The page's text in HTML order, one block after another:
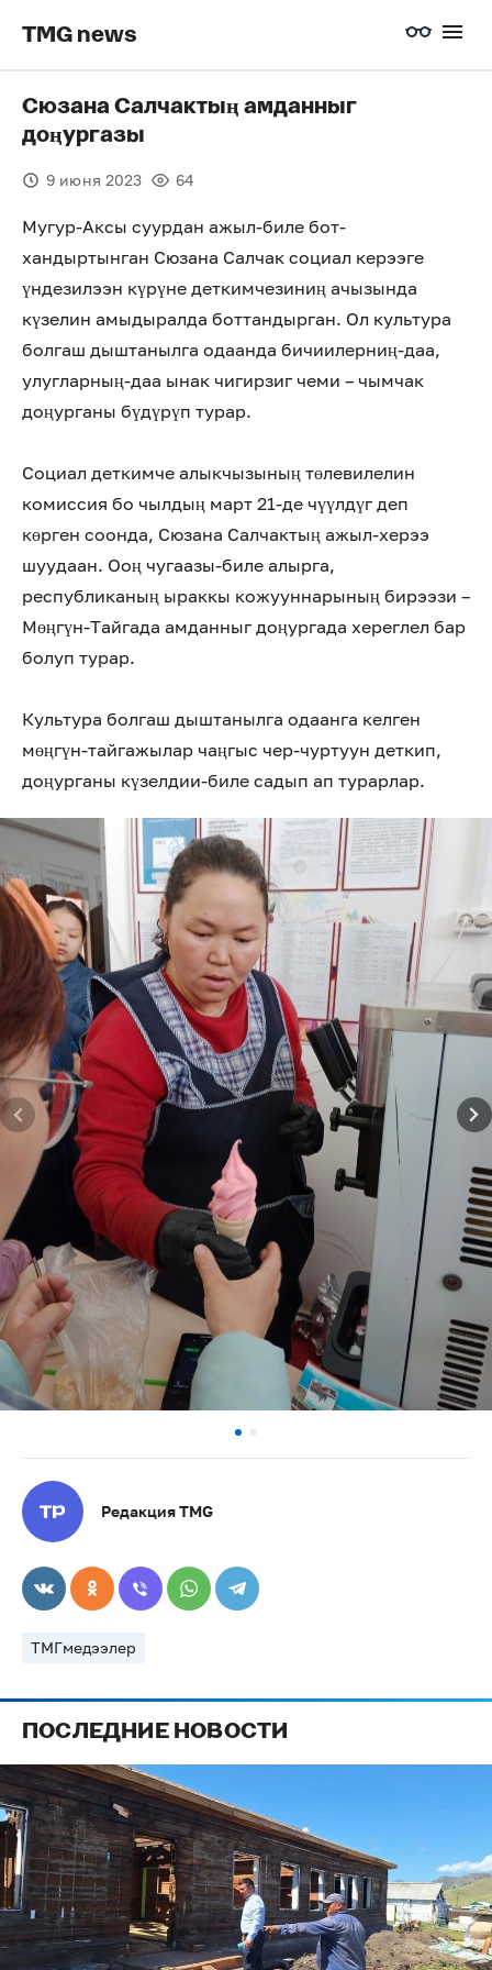
TMG news
Сюзана Салчактың амданныг
доңургазы
9 июня 2023 64
Мугур-Аксы суурдан ажыл-биле бот-
хандыртынган Сюзана Салчак социал керээге
үндезилээн күрүне деткимчезиниң ачызында
күзелин амыдыралда боттандырган. Ол культура
болгаш дыштанылга одаанда бичиилерниң-даа,
улугларның-даа ынак чигирзиг чеми – чымчак
доңурганы бүдүрүп турар.
Социал деткимче алыкчызының төлевилелин
комиссия бо чылдың март 21-де чүүлдүг деп
көрген соонда, Сюзана Салчактың ажыл-херээ
шуудаан. Ооң чугаазы-биле алырга,
республиканың ыраккы кожууннарының бирээзи –
Мөңгүн-Тайгада амданныг доңургада хереглел бар
болуп турар.
Культура болгаш дыштанылга одаанга келген
мөңгүн-тайгажылар чаңгыс чер-чуртуун деткип,
доңурганы күзелдии-биле садып ап турарлар.
Редакция TMG
ТМГмедээлер
ПОСЛЕДНИЕ НОВОСТИ